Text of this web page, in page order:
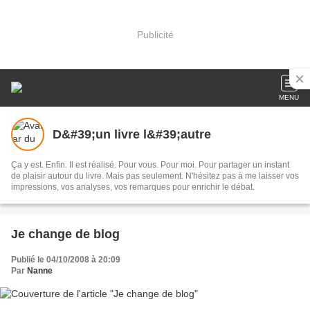
Publicité
MENU
D&#39;un livre l&#39;autre
Ça y est. Enfin. Il est réalisé. Pour vous. Pour moi. Pour partager un instant
de plaisir autour du livre. Mais pas seulement. N'hésitez pas à me laisser vos
impressions, vos analyses, vos remarques pour enrichir le débat.
Je change de blog
Publié le 04/10/2008 à 20:09
Par Nanne